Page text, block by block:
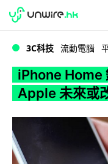
WWDC 2026
3C科技 流動電腦
iPhone Home
Apple 未來或